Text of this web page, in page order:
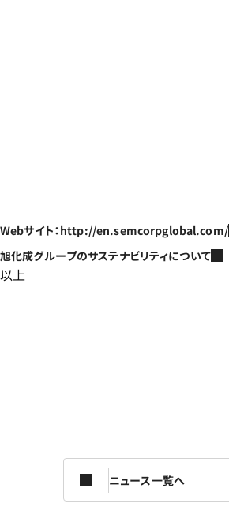
Webサイト：http://en.semcorpglobal.com/
旭化成グループのサステナビリティについて
以上
ニュース一覧へ